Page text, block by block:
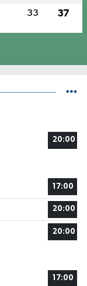
33 37
20:00
17:00
20:00
20:00
17:00